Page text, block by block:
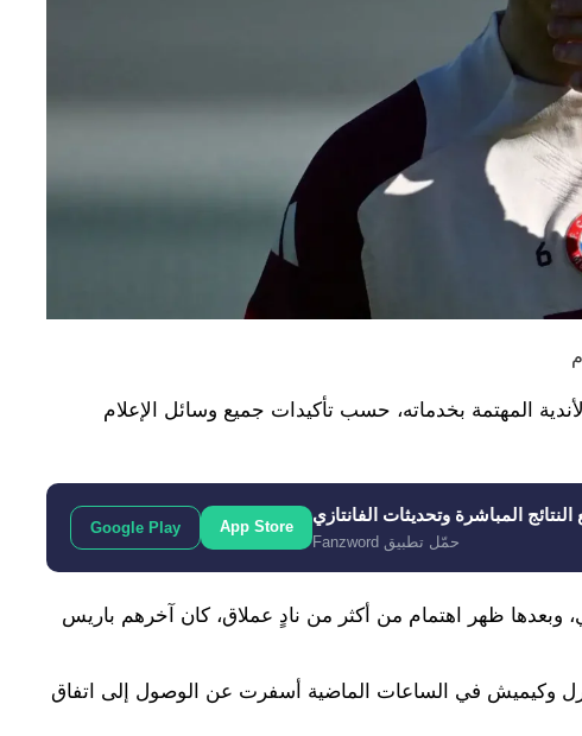
المهتمة بخدماته، حسب تأكيدات جميع وسائل الإعلام
النتائج المباشرة وتحديثات الفانتازي
حمّل تطبيق Fanzword
App Store
Google Play
وبعدها ظهر اهتمام من أكثر من نادٍ عملاق، كان آخرهم باريس
وكيميش في الساعات الماضية أسفرت عن الوصول إلى اتفاق